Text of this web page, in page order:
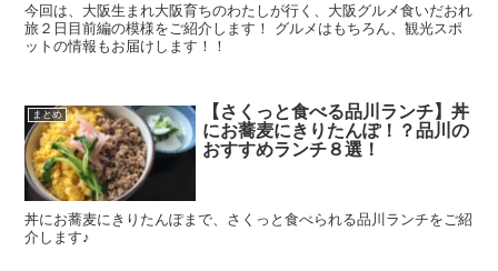
今回は、大阪生まれ大阪育ちのわたしが行く、大阪グルメ食いだおれ
旅２日目前編の模様をご紹介します！ グルメはもちろん、観光スポ
ットの情報もお届けします！！
まとめ
【さくっと食べる品川ランチ】丼
にお蕎麦にきりたんぽ！？品川の
おすすめランチ８選！
丼にお蕎麦にきりたんぽまで、さくっと食べられる品川ランチをご紹
介します♪